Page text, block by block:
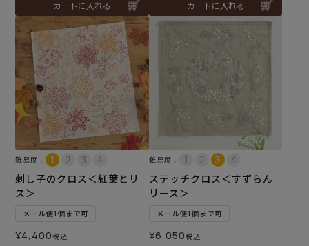
カートに入れる カートに入れる
難易度：
刺し子のクロス＜紅葉とリ
ス＞
メール便1個まで可
¥4,400税込
難易度：
ステッチクロス＜すずらん
リース＞
メール便1個まで可
¥6,050税込